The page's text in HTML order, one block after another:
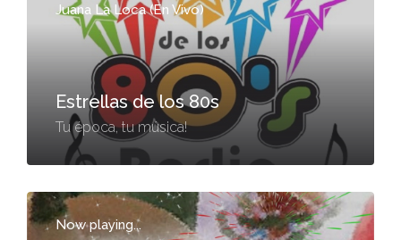
Juana La Loca (En Vivo)
Estrellas de los 80s
Tu época, tu música!
Now playing...